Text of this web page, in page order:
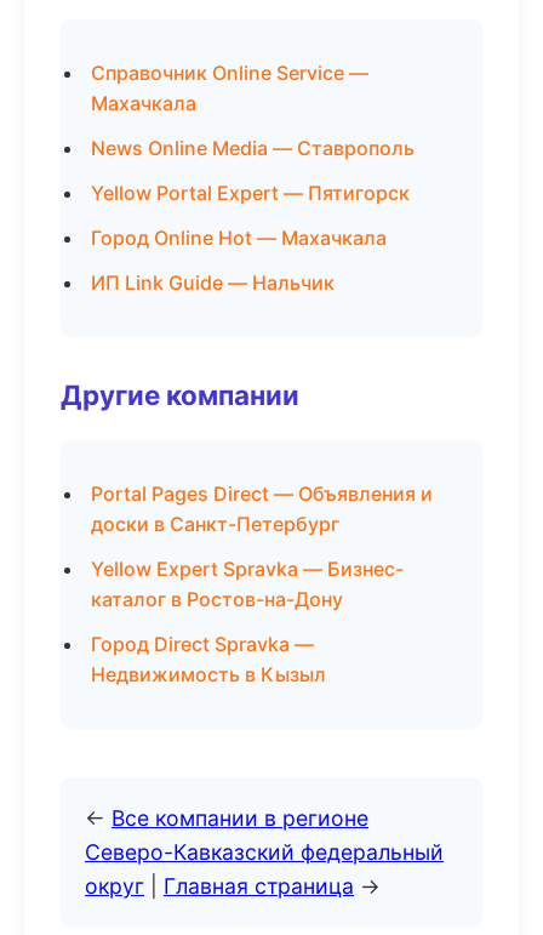
Справочник Online Service —
Махачкала
News Online Media — Ставрополь
Yellow Portal Expert — Пятигорск
Город Online Hot — Махачкала
ИП Link Guide — Нальчик
Другие компании
Portal Pages Direct — Объявления и
доски в Санкт-Петербург
Yellow Expert Spravka — Бизнес-
каталог в Ростов-на-Дону
Город Direct Spravka —
Недвижимость в Кызыл
← Все компании в регионе
Северо-Кавказский федеральный
округ
Главная страница →